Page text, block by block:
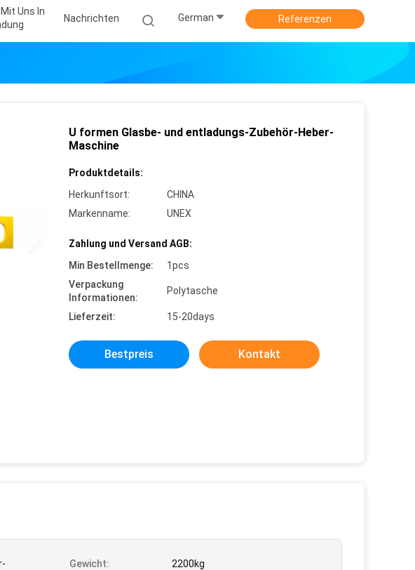
Uns In
Nachrichten German Referenzen
U formen Glasbe- und entladungs-Zubehör-Heber-
Maschine
Produktdetails:
Herkunftsort:
CHINA
Markenname:
UNEX
Zahlung und Versand AGB:
Min Bestellmenge:
1pcs
Verpackung
Informationen:
Polytasche
Lieferzeit: 15-20days
Bestpreis Kontakt
Gewicht: 2200kg